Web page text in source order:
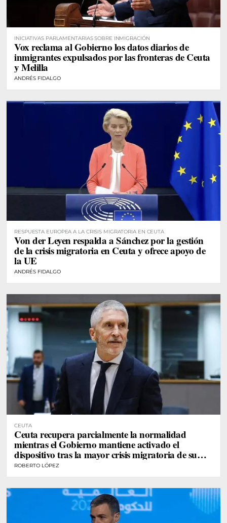
INICIATIVAS PARLAMENTARIAS SOBRE INMIGRACIÓN
Vox reclama al Gobierno los datos diarios de
inmigrantes expulsados por las fronteras de Ceuta
y Melilla
ANDRÉS FIDALGO
RESPUESTA EUROPEA A LA CRISIS MIGRATORIA EN CEUTA
Von der Leyen respalda a Sánchez por la gestión
de la crisis migratoria en Ceuta y ofrece apoyo de
la UE
ANDRÉS FIDALGO
CEUTA
Ceuta recupera parcialmente la normalidad
mientras el Gobierno mantiene activado el
dispositivo tras la mayor crisis migratoria de su
historia
ROBERTO LÓPEZ